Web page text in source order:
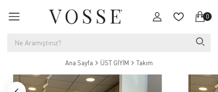
0
Ana Sayfa ÜST GİYİM Takım